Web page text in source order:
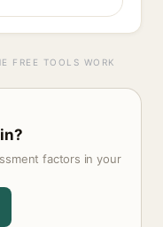
FREE TOOLS WORK
factors in your